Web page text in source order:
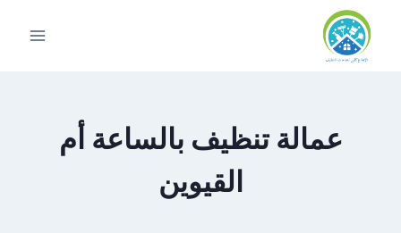
التجاوز
المحتوى
عمالة تنظيف بالساعة أم
القيوين